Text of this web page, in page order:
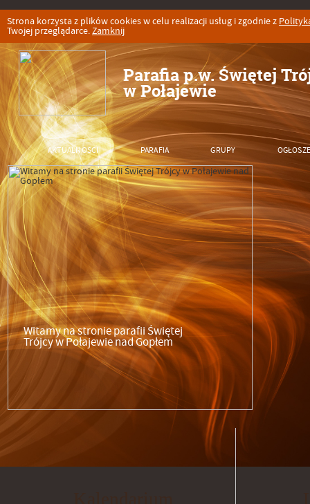
Strona korzysta z plików cookies w celu realizacji usług i zgodnie z
Twojej przeglądarce.Zamknij
Parafia p.w. Świętej
w Połajewie
AKTUALNOSCI PARAFIA GRUPY
Witamy na stronie parafii Świętej
Trójcy w Połajewie nad Gopłem